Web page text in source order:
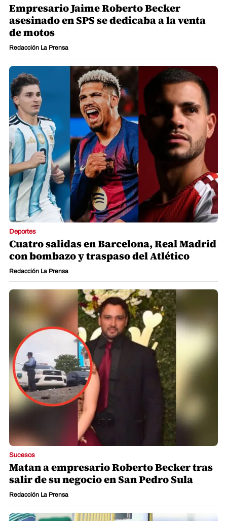
Empresario Jaime Roberto Becker
asesinado en SPS se dedicaba a la venta
de motos
Redacción La Prensa
Deportes
Cuatro salidas en Barcelona, Real Madrid
con bombazo y traspaso del Atlético
Redacción La Prensa
Sucesos
Matan a empresario Roberto Becker tras
salir de su negocio en San Pedro Sula
Redacción La Prensa